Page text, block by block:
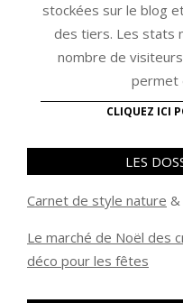
stockées sur le blog
des tiers. Les stats
nombre de
permet
CLIQUEZ ICI
LES
Carnet de style nature &
Le marché de Noël des
déco pour les fêtes